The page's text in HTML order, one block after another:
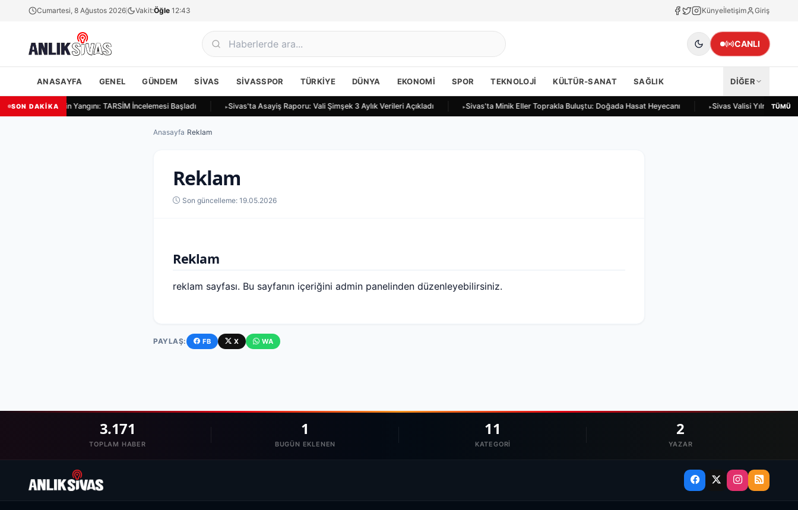
Cumartesi, 8 Ağustos 2026 Vakit:Öğle 12:43 Künyeİletişim Giriş
CANLI
ANASAYFA GENEL GÜNDEM SIVAS SIVASSPOR TÜRKIYE DÜNYA EKONOMI SPOR TEKNOLOJI KÜLTÜR-SANAT SAĞLIK DİĞER
SON DAKİKA
Ulukapı'da Ekin Yangını: TARSİM İncelemesi Başladı Sivas'ta Asayiş Raporu: Vali Şimşek 3 Aylık Verileri Açıkladı Sivas'ta Minik Eller Toprakla Buluştu: Doğada Hasat Heyecanı Sivas Valisi YılmazTÜMÜ
Anasayfa Reklam
Reklam
Son güncelleme: 19.05.2026
Reklam
reklam sayfası. Bu sayfanın içeriğini admin panelinden düzenleyebilirsiniz.
PAYLAŞ: FB X WA
3.171
TOPLAM HABER
1
BUGÜN EKLENEN
11
KATEGORI
2
YAZAR